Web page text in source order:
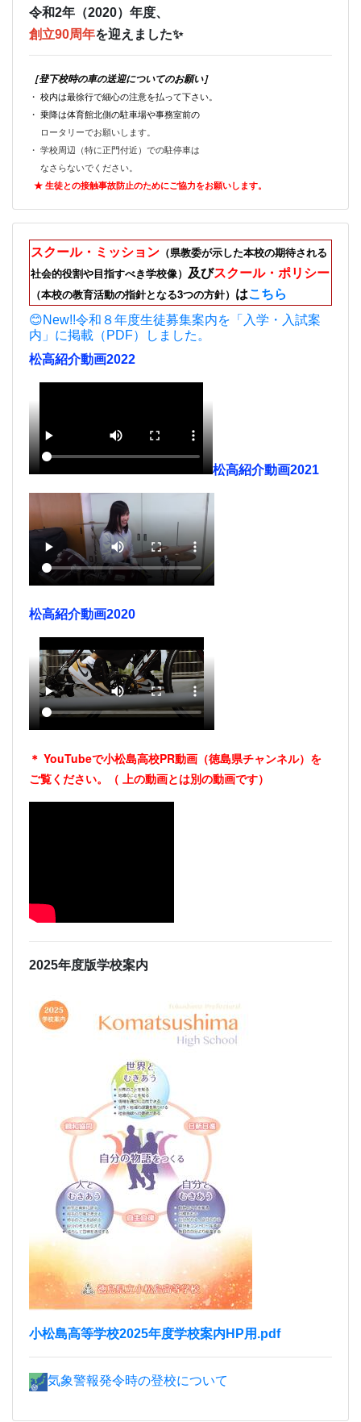
令和2年（2020）年度、
創立90周年を迎えました✨
［登下校時の車の送迎についてのお願い］
・ 校内は最徐行で細心の注意を払って下さい。
・ 乗降は体育館北側の駐車場や事務室前の
ロータリーでお願いします。
・ 学校周辺（特に正門付近）での駐停車は
なさらないでください。
★ 生徒との接触事故防止のためにご協力をお願いします。
スクール・ミッション （県教委が示した本校の期待される
社会的役割や目指すべき学校像） 及びスクール・ポリシー
（本校の教育活動の指針となる3つの方針） はこちら
😊New!!令和８年度生徒募集案内を「入学・入試案
内」に掲載（PDF）しました。
松高紹介動画2022
松高紹介動画2021
松高紹介動画2020
＊ YouTubeで小松島高校PR動画（徳島県チャンネル）を
ご覧ください。（ 上の動画とは別の動画です）
2025年度版学校案内
小松島高等学校2025年度学校案内HP用.pdf
気象警報発令時の登校について